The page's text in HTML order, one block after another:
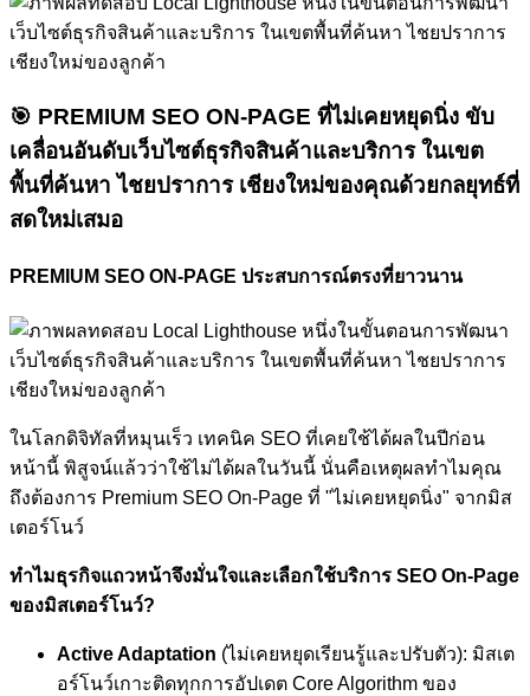
🎯 PREMIUM SEO ON-PAGE ที่ไม่เคยหยุดนิ่ง ขับ
เคลื่อนอันดับเว็บไซต์ธุรกิจสินค้าและบริการ ในเขต
พื้นที่ค้นหา ไชยปราการ เชียงใหม่ของคุณด้วยกลยุทธ์ที่
สดใหม่เสมอ
PREMIUM SEO ON-PAGE ประสบการณ์ตรงที่ยาวนาน
ในโลกดิจิทัลที่หมุนเร็ว เทคนิค SEO ที่เคยใช้ได้ผลในปีก่อน
หน้านี้ พิสูจน์แล้วว่าใช้ไม่ได้ผลในวันนี้ นั่นคือเหตุผลทำไมคุณ
ถึงต้องการ Premium SEO On-Page ที่ "ไม่เคยหยุดนิ่ง" จากมิส
เตอร์โนว์
ทำไมธุรกิจแถวหน้าจึงมั่นใจและเลือกใช้บริการ SEO On-Page
ของมิสเตอร์โนว์?
Active Adaptation (ไม่เคยหยุดเรียนรู้และปรับตัว): มิสเต
อร์โนว์เกาะติดทุกการอัปเดต Core Algorithm ของ